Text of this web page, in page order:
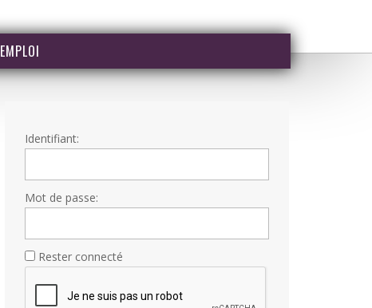
EMPLOI
Identifiant:
Mot de passe:
Rester connecté